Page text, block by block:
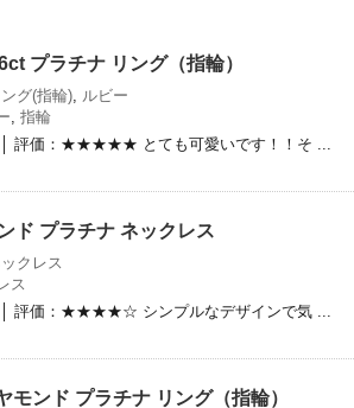
プラチナ リング（指輪）
ング(指輪), ルビー
, 指輪
│ 評価：★★★★★ とても可愛いです！！そ ...
ド プラチナ ネックレス
クレス
ス
│ 評価：★★★★☆ シンプルなデザインで気 ...
ンド プラチナ リング（指輪）